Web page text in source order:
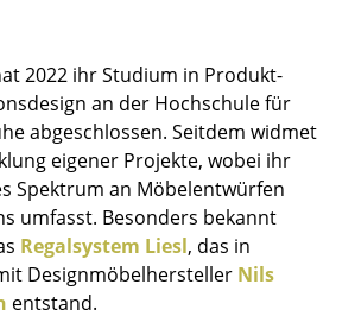
2022 ihr Studium in Produkt-
an der Hochschule für
abgeschlossen. Seitdem widmet
eigener Projekte, wobei ihr
Spektrum an Möbelentwürfen
umfasst. Besonders bekannt
Regalsystem Liesl, das in
Designmöbelhersteller Nils
entstand.